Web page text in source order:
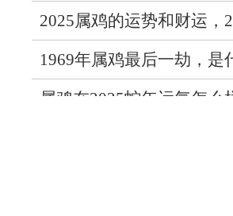
大坎坷
2025属鸡的运势和财运，
的财运怎么样
1969年属鸡最后一劫，是
属鸡在2025蛇年运气怎么